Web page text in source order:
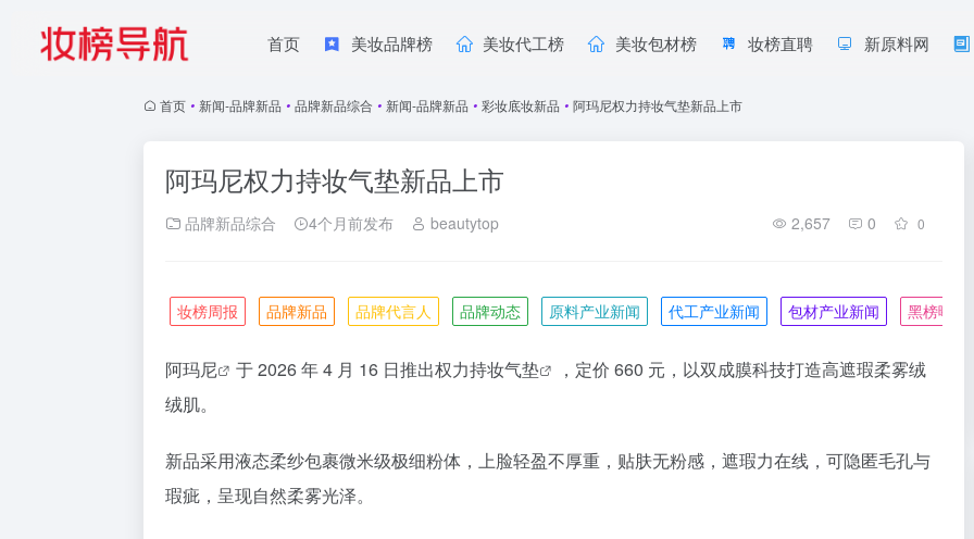
首页 美妆品牌榜 美妆代工榜 美妆包材榜 妆榜直聘 新原料网
首页 • 新闻-品牌新品 • 品牌新品综合 • 新闻-品牌新品 • 彩妆底妆新品 • 阿玛尼权力持妆气垫新品上市
阿玛尼权力持妆气垫新品上市
品牌新品综合 4个月前发布 beautytop 2,657 0 0
妆榜周报 品牌新品 品牌代言人 品牌动态 原料产业新闻 代工产业新闻 包材产业新闻 黑榜曝光
阿玛尼 于 2026 年 4 月 16 日推出权力持妆气垫
，定价 660 元，以双成膜科技打造高遮瑕柔雾绒
绒肌。
新品采用液态柔纱包裹微米级极细粉体，上脸轻盈不厚重，贴肤无粉感，遮瑕力在线，可隐匿毛孔与
瑕疵，呈现自然柔雾光泽。